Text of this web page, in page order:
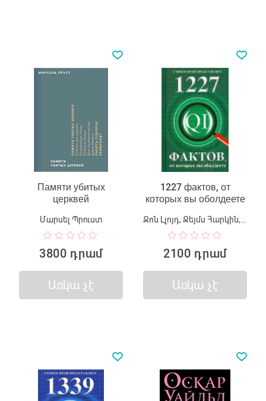
Памяти убитых
церквей
Մարսել Պրուստ
3800 դրամ
Առկա չէ
1227 фактов, от
которых вы оболдеете
2100 դրամ
Առկա չէ